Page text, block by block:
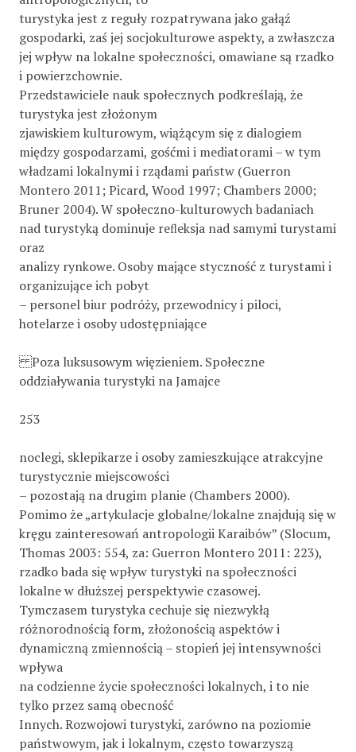
turystyka jest z reguły rozpatrywana jako gałąź
gospodarki, zaś jej socjokulturowe aspekty, a zwłaszcza
jej wpływ na lokalne społeczności, omawiane są rzadko
i powierzchownie.
Przedstawiciele nauk społecznych podkreślają, że
turystyka jest złożonym
zjawiskiem kulturowym, wiążącym się z dialogiem
między gospodarzami, gośćmi i mediatorami – w tym
władzami lokalnymi i rządami państw (Guerron
Montero 2011; Picard, Wood 1997; Chambers 2000;
Bruner 2004). W społeczno-kulturowych badaniach
nad turystyką dominuje reﬂeksja nad samymi turystami
oraz
analizy rynkowe. Osoby mające styczność z turystami i
organizujące ich pobyt
– personel biur podróży, przewodnicy i piloci,
hotelarze i osoby udostępniające
Poza luksusowym więzieniem. Społeczne
oddziaływania turystyki na Jamajce
253
noclegi, sklepikarze i osoby zamieszkujące atrakcyjne
turystycznie miejscowości
– pozostają na drugim planie (Chambers 2000).
Pomimo że „artykulacje globalne/lokalne znajdują się w
kręgu zainteresowań antropologii Karaibów” (Slocum,
Thomas 2003: 554, za: Guerron Montero 2011: 223),
rzadko bada się wpływ turystyki na społeczności
lokalne w dłuższej perspektywie czasowej.
Tymczasem turystyka cechuje się niezwykłą
różnorodnością form, złożonością aspektów i
dynamiczną zmiennością – stopień jej intensywności
wpływa
na codzienne życie społeczności lokalnych, i to nie
tylko przez samą obecność
Innych. Rozwojowi turystyki, zarówno na poziomie
państwowym, jak i lokalnym, często towarzyszą